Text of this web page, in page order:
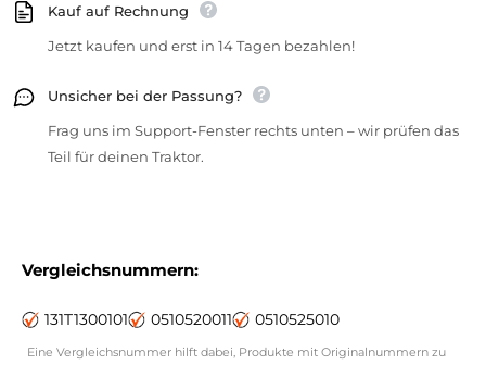
Kauf auf Rechnung
Jetzt kaufen und erst in 14 Tagen bezahlen!
Unsicher bei der Passung?
Frag uns im Support-Fenster rechts unten – wir prüfen das
Teil für deinen Traktor.
Vergleichsnummern:
131T1300101 0510520011 0510525010
Eine Vergleichsnummer hilft dabei, Produkte mit Originalnummern zu